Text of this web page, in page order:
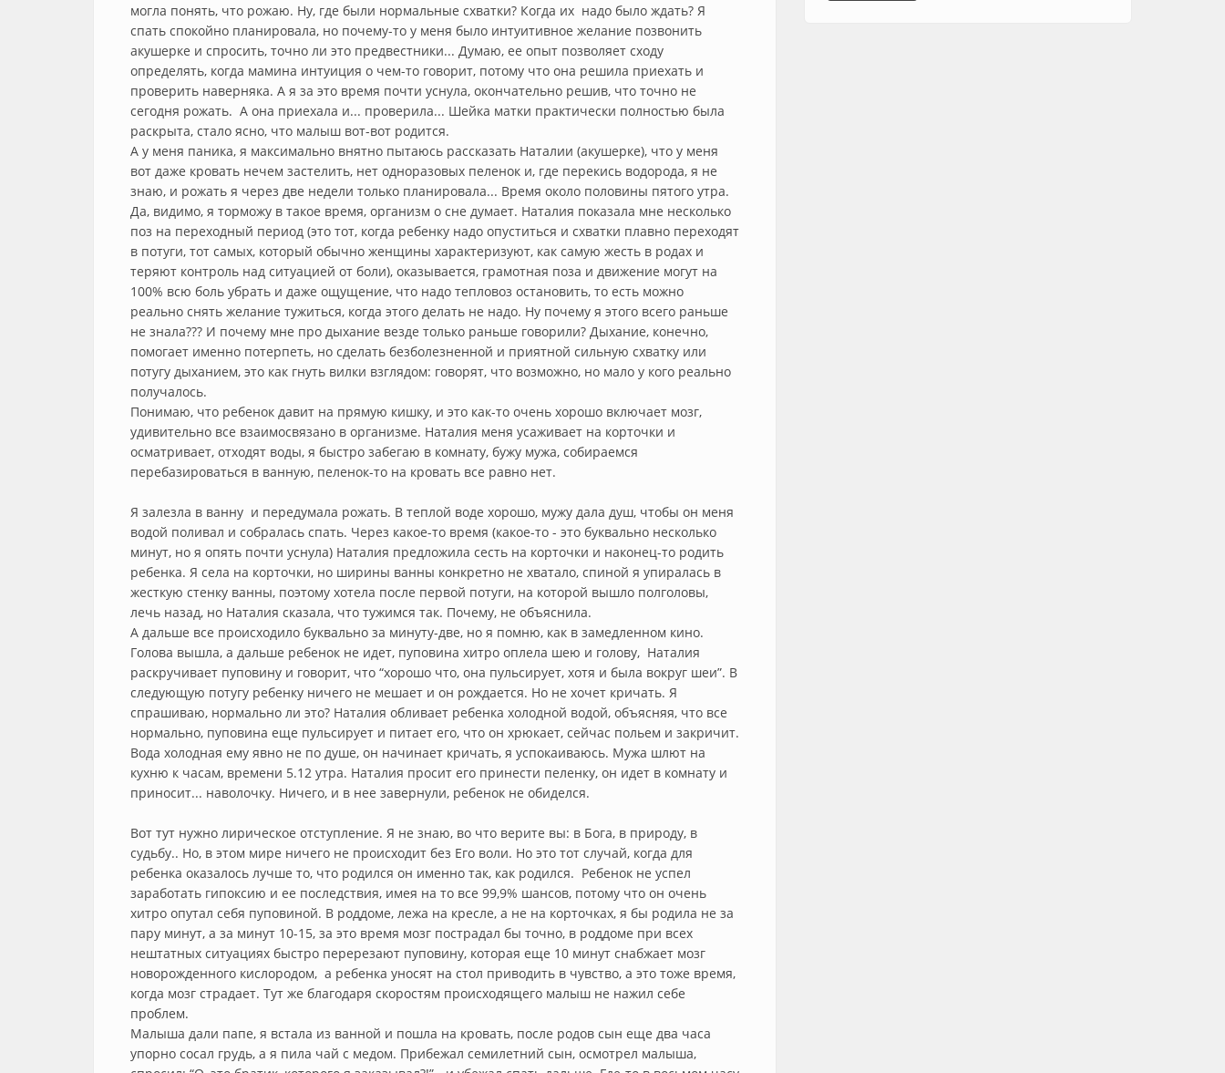
могла понять, что рожаю. Ну, где были нормальные схватки? Когда их надо было ждать? Я
спать спокойно планировала, но почему-то у меня было интуитивное желание позвонить
акушерке и спросить, точно ли это предвестники... Думаю, ее опыт позволяет сходу
определять, когда мамина интуиция о чем-то говорит, потому что она решила приехать и
проверить наверняка. А я за это время почти уснула, окончательно решив, что точно не
сегодня рожать. А она приехала и... проверила... Шейка матки практически полностью была
раскрыта, стало ясно, что малыш вот-вот родится.
А у меня паника, я максимально внятно пытаюсь рассказать Наталии (акушерке), что у меня
вот даже кровать нечем застелить, нет одноразовых пеленок и, где перекись водорода, я не
знаю, и рожать я через две недели только планировала... Время около половины пятого утра.
Да, видимо, я торможу в такое время, организм о сне думает. Наталия показала мне несколько
поз на переходный период (это тот, когда ребенку надо опуститься и схватки плавно переходят
в потуги, тот самых, который обычно женщины характеризуют, как самую жесть в родах и
теряют контроль над ситуацией от боли), оказывается, грамотная поза и движение могут на
100% всю боль убрать и даже ощущение, что надо тепловоз остановить, то есть можно
реально снять желание тужиться, когда этого делать не надо. Ну почему я этого всего раньше
не знала??? И почему мне про дыхание везде только раньше говорили? Дыхание, конечно,
помогает именно потерпеть, но сделать безболезненной и приятной сильную схватку или
потугу дыханием, это как гнуть вилки взглядом: говорят, что возможно, но мало у кого реально
получалось.
Понимаю, что ребенок давит на прямую кишку, и это как-то очень хорошо включает мозг,
удивительно все взаимосвязано в организме. Наталия меня усаживает на корточки и
осматривает, отходят воды, я быстро забегаю в комнату, бужу мужа, собираемся
перебазироваться в ванную, пеленок-то на кровать все равно нет.
Я залезла в ванну и передумала рожать. В теплой воде хорошо, мужу дала душ, чтобы он меня
водой поливал и собралась спать. Через какое-то время (какое-то - это буквально несколько
минут, но я опять почти уснула) Наталия предложила сесть на корточки и наконец-то родить
ребенка. Я села на корточки, но ширины ванны конкретно не хватало, спиной я упиралась в
жесткую стенку ванны, поэтому хотела после первой потуги, на которой вышло полголовы,
лечь назад, но Наталия сказала, что тужимся так. Почему, не объяснила.
А дальше все происходило буквально за минуту-две, но я помню, как в замедленном кино.
Голова вышла, а дальше ребенок не идет, пуповина хитро оплела шею и голову, Наталия
раскручивает пуповину и говорит, что “хорошо что, она пульсирует, хотя и была вокруг шеи”. В
следующую потугу ребенку ничего не мешает и он рождается. Но не хочет кричать. Я
спрашиваю, нормально ли это? Наталия обливает ребенка холодной водой, объясняя, что все
нормально, пуповина еще пульсирует и питает его, что он хрюкает, сейчас польем и закричит.
Вода холодная ему явно не по душе, он начинает кричать, я успокаиваюсь. Мужа шлют на
кухню к часам, времени 5.12 утра. Наталия просит его принести пеленку, он идет в комнату и
приносит... наволочку. Ничего, и в нее завернули, ребенок не обиделся.
Вот тут нужно лирическое отступление. Я не знаю, во что верите вы: в Бога, в природу, в
судьбу.. Но, в этом мире ничего не происходит без Его воли. Но это тот случай, когда для
ребенка оказалось лучше то, что родился он именно так, как родился. Ребенок не успел
заработать гипоксию и ее последствия, имея на то все 99,9% шансов, потому что он очень
хитро опутал себя пуповиной. В роддоме, лежа на кресле, а не на корточках, я бы родила не за
пару минут, а за минут 10-15, за это время мозг пострадал бы точно, в роддоме при всех
нештатных ситуациях быстро перерезают пуповину, которая еще 10 минут снабжает мозг
новорожденного кислородом, а ребенка уносят на стол приводить в чувство, а это тоже время,
когда мозг страдает. Тут же благодаря скоростям происходящего малыш не нажил себе
проблем.
Малыша дали папе, я встала из ванной и пошла на кровать, после родов сын еще два часа
упорно сосал грудь, а я пила чай с медом. Прибежал семилетний сын, осмотрел малыша,